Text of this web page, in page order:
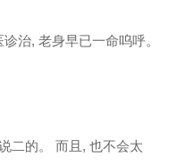
治, 老身早已一命呜呼。
二的。 而且, 也不会太